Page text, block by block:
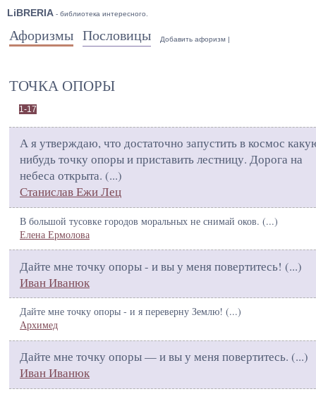
LiBRERIA - библиотека интересного.
Афоризмы Пословицы Добавить афоризм |
ТОЧКА ОПОРЫ
1-17
А я утверждаю, что достаточно запустить в космос
нибудь точку опоры и приставить лестницу. Дорога на
небеса открыта. (...)
Станислав Ежи Лец
В большой тусовке городов моральных не снимай оков. (...)
Елена Ермолова
Дайте мне точку опоры - и вы у меня повертитесь! (...)
Иван Иванюк
Дайте мне точку опоры - и я переверну Землю! (...)
Архимед
Дайте мне точку опоры — и вы у меня повертитесь. (...)
Иван Иванюк